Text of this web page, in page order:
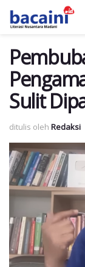
Sulit
ditulis oleh Redaksi